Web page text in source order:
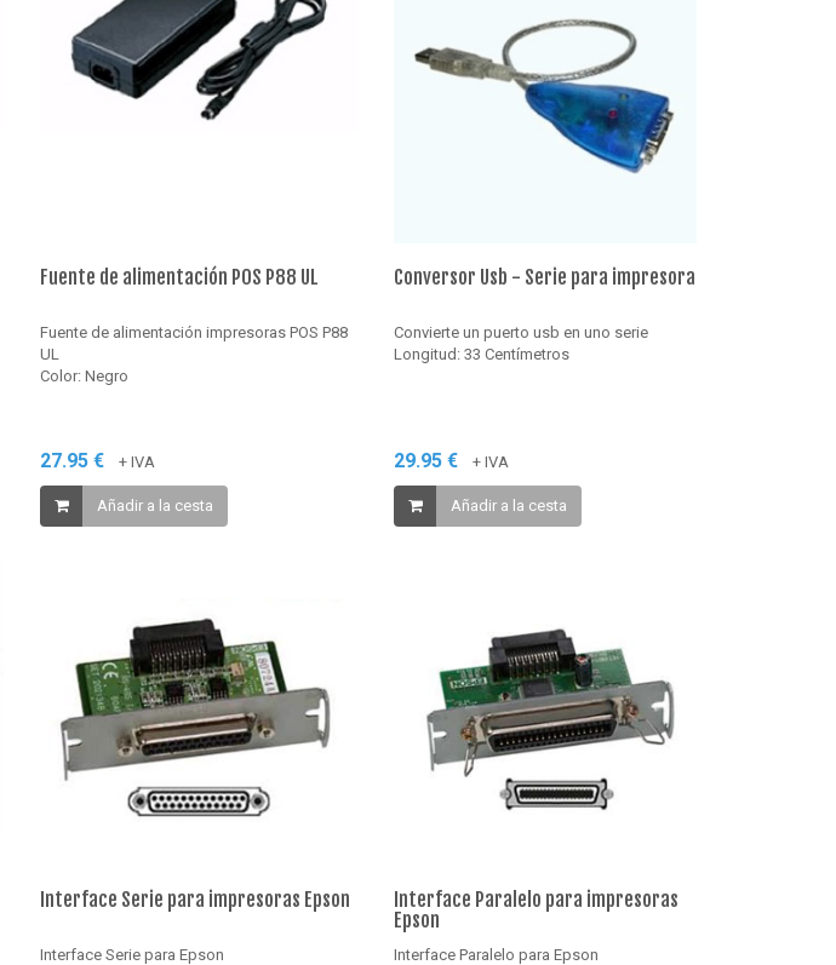
Fuente de alimentación POS P88 UL
Fuente de alimentación impresoras POS P88
UL
Color: Negro
27.95 € + IVA
Añadir a la cesta
Conversor Usb - Serie para impresora
Convierte un puerto usb en uno serie
Longitud: 33 Centímetros
29.95 € + IVA
Añadir a la cesta
Interface Serie para impresoras Epson
Interface Serie para Epson
Interface Paralelo para impresoras
Epson
Interface Paralelo para Epson